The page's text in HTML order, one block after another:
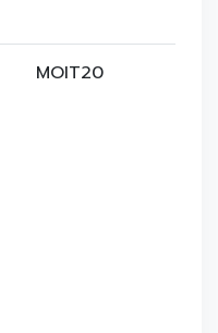
MOIT20